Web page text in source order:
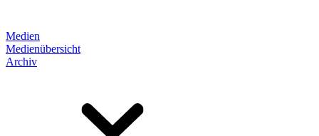
Medien
Medienübersicht
Archiv